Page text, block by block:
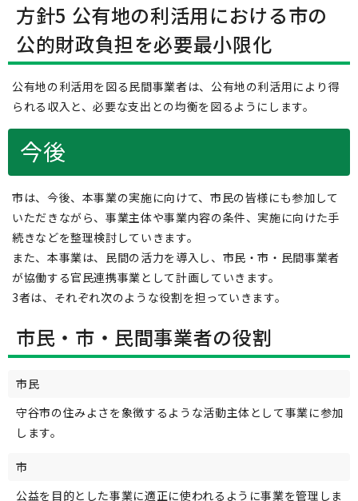
方針5 公有地の利活用における市の
公的財政負担を必要最小限化
公有地の利活用を図る民間事業者は、公有地の利活用により得
られる収入と、必要な支出との均衡を図るようにします。
今後
市は、今後、本事業の実施に向けて、市民の皆様にも参加して
いただきながら、事業主体や事業内容の条件、実施に向けた手
続きなどを整理検討していきます。
また、本事業は、民間の活力を導入し、市民・市・民間事業者
が協働する官民連携事業として計画していきます。
3者は、それぞれ次のような役割を担っていきます。
市民・市・民間事業者の役割
市民
守谷市の住みよさを象徴するような活動主体として事業に参加
します。
市
公益を目的とした事業に適正に使われるように事業を管理しま